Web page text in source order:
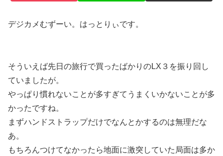
デジカメむずーい。はっとりぃです。
そういえば先日の旅行で買ったばかりのLX３を振り回し
ていましたが。
やっぱり慣れないことが多すぎてうまくいかないことが多
かったですね。
まずハンドストラップだけでなんとかするのは無理だな
あ。
もちろんつけてなかったら地面に激突していた局面は多か